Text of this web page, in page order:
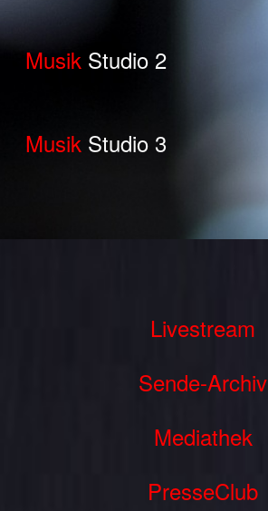
Musik Studio 2
Musik Studio 3
Livestream
Sende-Archiv
Mediathek
PresseClub